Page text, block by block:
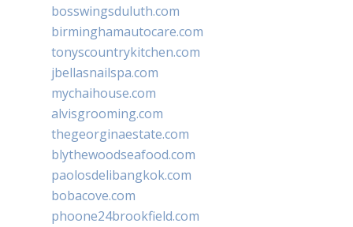
bosswingsduluth.com
birminghamautocare.com
tonyscountrykitchen.com
jbellasnailspa.com
mychaihouse.com
alvisgrooming.com
thegeorginaestate.com
blythewoodseafood.com
paolosdelibangkok.com
bobacove.com
phoone24brookfield.com